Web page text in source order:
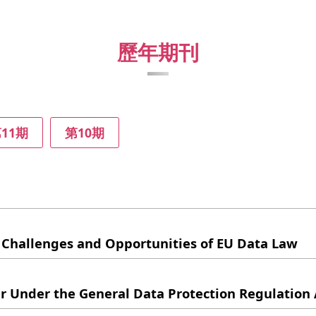
歷年期刊
期 第10期
and Opportunities of EU Data Law
Under the General Data Protection Regulation